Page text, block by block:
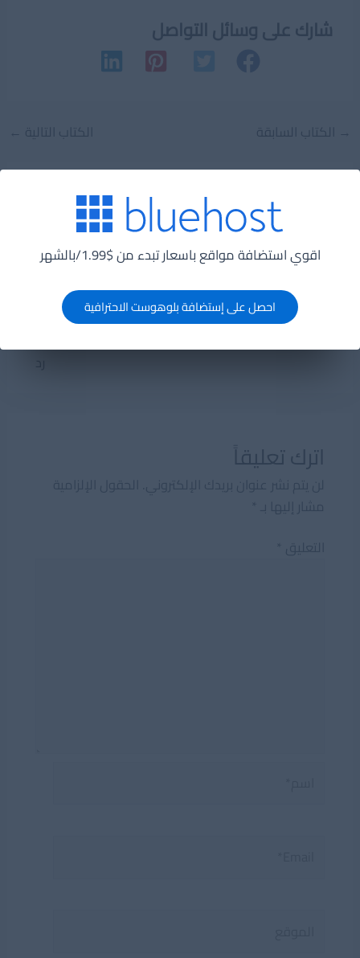
اقوي استضافة مواقع باسعار تبدء من $1.99/بالشهر
احصل على إستضافة بلوهوست الاحترافية
شارك على وسائل التواصل
Post
→ الكتاب السابقة الكتاب التالية ←
احمد مصطفي
كتاب جميل جدااا
اترك تعليقاً